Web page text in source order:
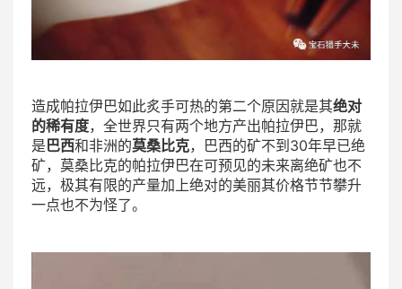
造成帕拉伊巴如此炙手可热的第二个原因就是其绝对
的稀有度，全世界只有两个地方产出帕拉伊巴，那就
是巴西和非洲的莫桑比克，巴西的矿不到30年早已绝
矿，莫桑比克的帕拉伊巴在可预见的未来离绝矿也不
远，极其有限的产量加上绝对的美丽其价格节节攀升
一点也不为怪了。